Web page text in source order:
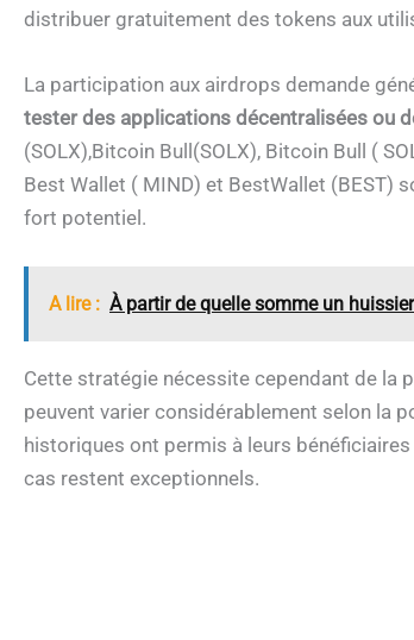
distribuer gratuitement des tokens aux
La participation aux airdrops demande
tester des applications décentralisées ou
(SOLX),Bitcoin Bull(SOLX), Bitcoin Bull ( SO
Best Wallet ( MIND) et BestWa et (BEST)
fort potentiel.
A lire : À partir de quelle somme un
Cette stratégie nécessite cependant de la
peuvent varier considérablement selon la
historiques ont permis à leurs
cas restent exceptionnels.